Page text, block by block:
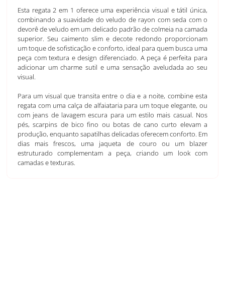
Esta regata 2 em 1 oferece uma experiência visual e tátil única,
combinando a suavidade do veludo de rayon com seda com o
devorê de veludo em um delicado padrão de colmeia na camada
superior. Seu caimento slim e decote redondo proporcionam
um toque de sofisticação e conforto, ideal para quem busca uma
peça com textura e design diferenciado. A peça é perfeita para
adicionar um charme sutil e uma sensação aveludada ao seu
visual.
Para um visual que transita entre o dia e a noite, combine esta
regata com uma calça de alfaiataria para um toque elegante, ou
com jeans de lavagem escura para um estilo mais casual. Nos
pés, scarpins de bico fino ou botas de cano curto elevam a
produção, enquanto sapatilhas delicadas oferecem conforto. Em
dias mais frescos, uma jaqueta de couro ou um blazer
estruturado complementam a peça, criando um look com
camadas e texturas.